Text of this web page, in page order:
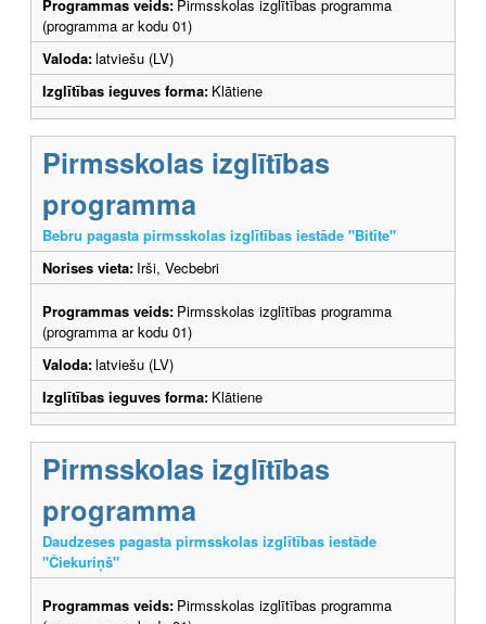
Programmas veids: Pirmsskolas izglītības programma
(programma ar kodu 01)
Valoda:latviešu (LV)
Izglītības ieguves forma: Klātiene
Pirmsskolas izglītības
programma
Bebru pagasta pirmsskolas izglītības iestāde "Bitīte"
Norises vieta: Irši, Vecbebri
Programmas veids: Pirmsskolas izglītības programma
(programma ar kodu 01)
Valoda:latviešu (LV)
Izglītības ieguves forma: Klātiene
Pirmsskolas izglītības
programma
Daudzeses pagasta pirmsskolas izglītības iestāde
"Čiekuriņš"
Programmas veids: Pirmsskolas izglītības programma